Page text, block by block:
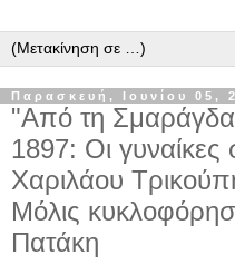
Παρασκευή, Ιουνίου 05,
"Από τη
1897: Οι γυναίκες
Χαριλάου
Μόλις
Πατάκη